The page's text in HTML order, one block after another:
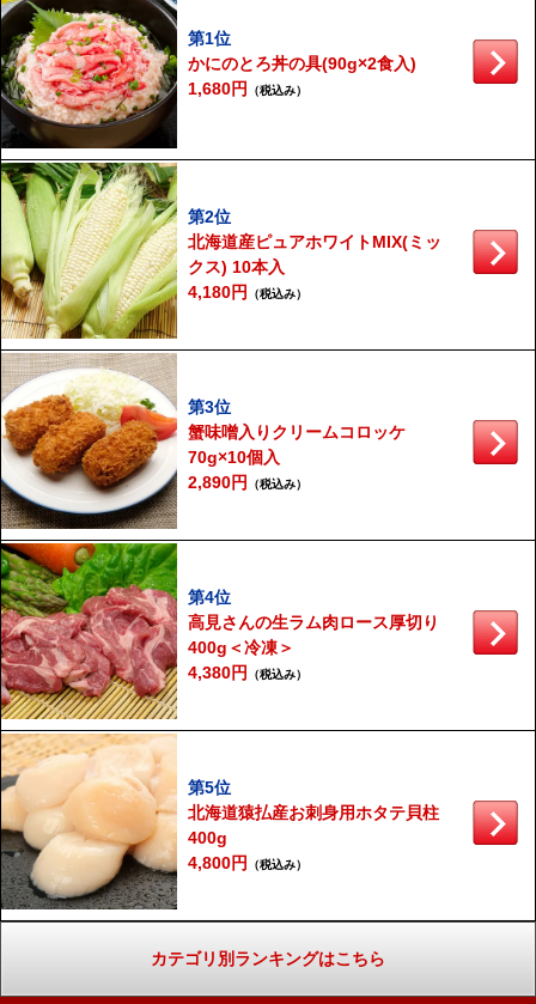
第1位
かにのとろ丼の具(90g×2食入)
1,680円
（税込み）
第2位
北海道産ピュアホワイトMIX(ミッ
クス) 10本入
4,180円
（税込み）
第3位
蟹味噌入りクリームコロッケ
70g×10個入
2,890円
（税込み）
第4位
高見さんの生ラム肉ロース厚切り
400g＜冷凍＞
4,380円
（税込み）
第5位
北海道猿払産お刺身用ホタテ貝柱
400g
4,800円
（税込み）
カテゴリ別ランキングはこちら